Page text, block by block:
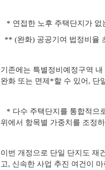
* 연접한 노후 주택단지가 없
** (완화) 공공기여 법정비율
기존에는 특별정비예정구역
완화 또는 면제*할 수 있어, 단
* 다수 주택단지를 통합적으
위에서 항목별 가중치를 조정
이번 개정으로 단일 단지도 재
고, 신속한 사업 추진 여건이